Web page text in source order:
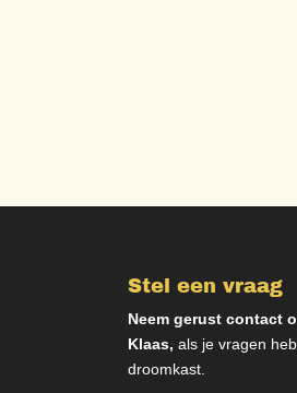
Stel een vraag
Neem gerust contact
Klaas, als je vragen
droomkast.